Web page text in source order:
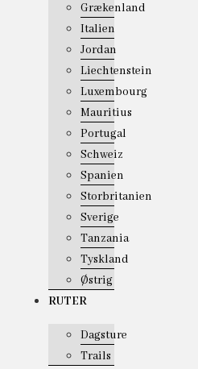
Grækenland
Italien
Jordan
Liechtenstein
Luxembourg
Mauritius
Portugal
Schweiz
Spanien
Storbritanien
Sverige
Tanzania
Tyskland
Østrig
RUTER
Dagsture
Trails